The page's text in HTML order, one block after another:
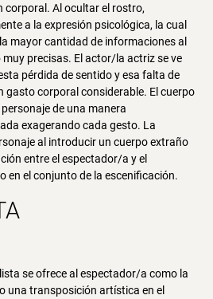
corporal. Al ocultar el rostro,
a la expresión psicológica, la cual
mayor cantidad de informaciones al
precisas. El actor/la actriz se ve
pérdida de sentido y esa falta de
gasto corporal considerable. El cuerpo
de una manera
exagerando cada gesto. La
al introducir un cuerpo extraño
entre el espectador/a y el
en el conjunto de la escenificación.
se ofrece al espectador/a como la
una transposición artística en el